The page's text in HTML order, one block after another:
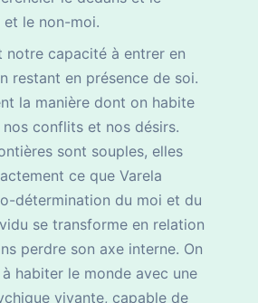
et le non-moi.
notre capacité à entrer en
restant en présence de soi.
la manière dont on habite
conflits et nos désirs.
sont souples, elles
ce que Varela
détermination du moi et du
se transforme en relation
perdre son axe interne. On
habiter le monde avec une
vivante, capable de